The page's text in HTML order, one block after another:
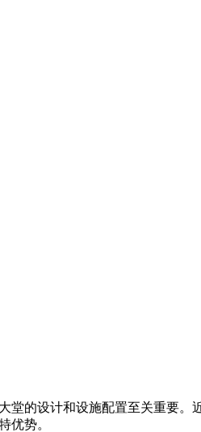
堂的设计和设施配置至关重要。
优势。